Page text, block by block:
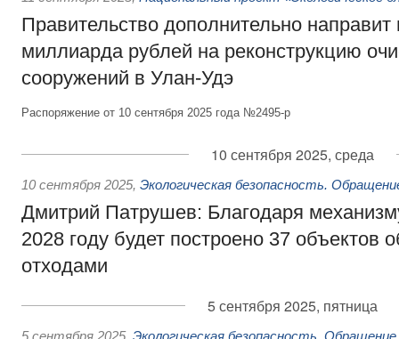
Правительство дополнительно направит
миллиарда рублей на реконструкцию
сооружений в Улан-Удэ
Распоряжение от 10 сентября 2025 года №2495-р
10 сентября 2025, среда
10 сентября 2025, Экологическая безопасность.
Дмитрий Патрушев: Благодаря
2028 году будет построено 37 объектов
отходами
5 сентября 2025, пятница
5 сентября 2025, Экологическая безопасность.